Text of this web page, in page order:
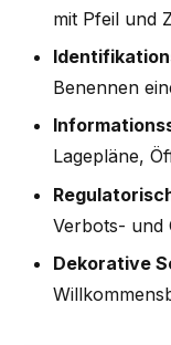
mit Pfeil und
Benennen
Lagepläne,
Verbots- und
Dekorative